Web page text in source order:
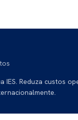
IES. Reduza custos